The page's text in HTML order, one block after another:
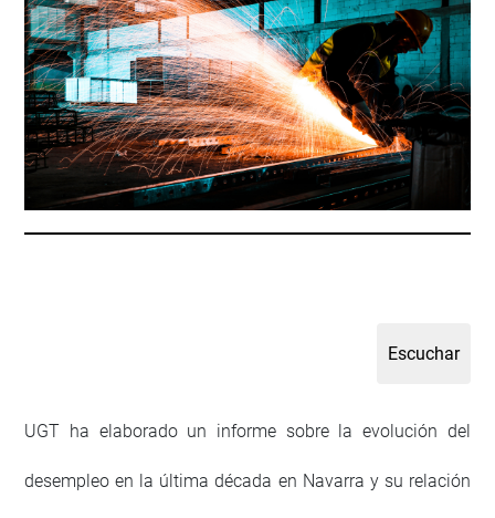
UGT ha elaborado un informe sobre la evolución del
desempleo en la última década en Navarra y su relación